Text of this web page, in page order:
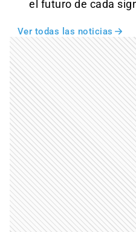
el futuro de cada
Ver todas las noticias